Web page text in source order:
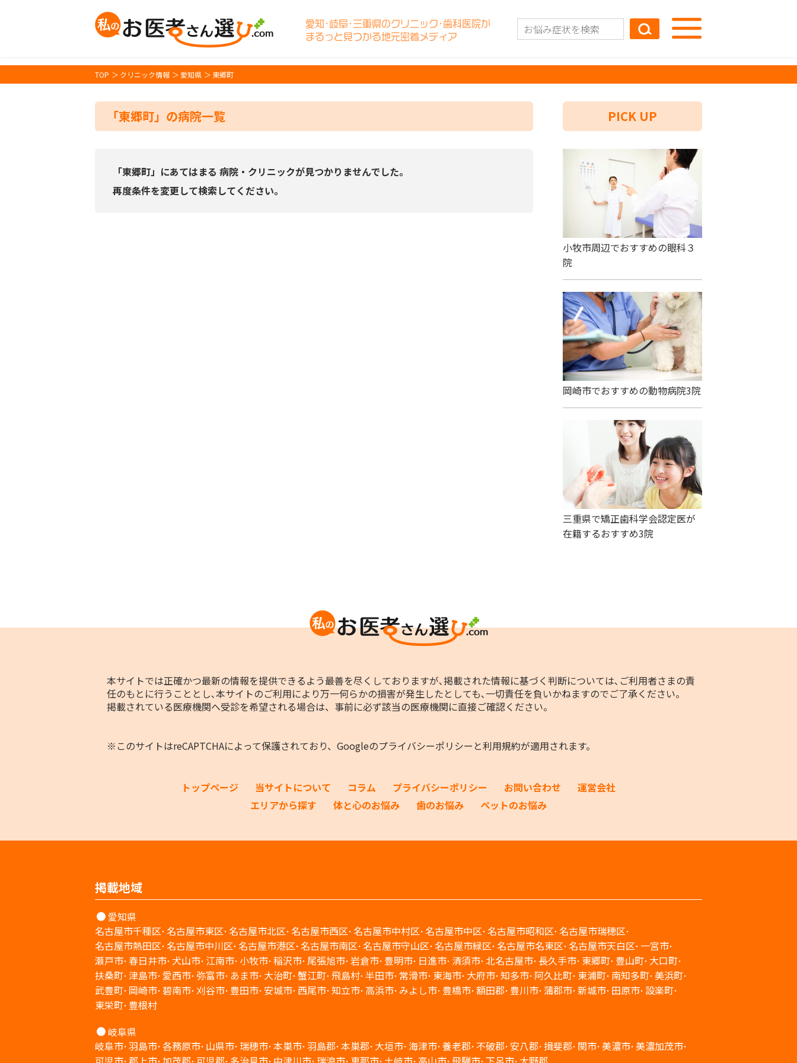
愛知･岐阜･三重県のクリニック･歯科医院が
まるっと見つかる地元密着メディア
TOP クリニック情報 愛知県 東郷町
「東郷町」の病院一覧
「東郷町」にあてはまる 病院・クリニックが見つかりませんでした。
再度条件を変更して検索してください。
PICK UP
小牧市周辺でおすすめの眼科３
院
岡崎市でおすすめの動物病院3院
三重県で矯正歯科学会認定医が
在籍するおすすめ3院
本サイトでは正確かつ最新の情報を提供できるよう最善を尽くしておりますが､掲載された情報に基づく判断については､ご利用者さまの責
任のもとに行うこととし､本サイトのご利用により万一何らかの損害が発生したとしても､一切責任を負いかねますのでご了承ください。
掲載されている医療機関へ受診を希望される場合は、事前に必ず該当の医療機関に直接ご確認ください。
※このサイトはreCAPTCHAによって保護されており、Googleのプライバシーポリシー と利用規約が適用されます。
トップページ 当サイトについて コラム プライバシーポリシー お問い合わせ
運営会社
エリアから探す
体と心のお悩み 歯のお悩み ペットのお悩み
掲載地域
愛知県
名古屋市千種区 名古屋市東区 名古屋市北区 名古屋市西区 名古屋市中村区 名古屋市中区 名古屋市昭和区 名古屋市瑞穂区
名古屋市熱田区 名古屋市中川区 名古屋市港区 名古屋市南区 名古屋市守山区 名古屋市緑区 名古屋市名東区 名古屋市天白区 一宮市
瀬戸市 春日井市 犬山市 江南市 小牧市 稲沢市 尾張旭市 岩倉市 豊明市 日進市 清須市 北名古屋市 長久手市 東郷町 豊山町 大口町
扶桑町 津島市 愛西市 弥富市 あま市 大治町 蟹江町 飛島村 半田市 常滑市 東海市 大府市 知多市 阿久比町 東浦町 南知多町 美浜町
武豊町 岡崎市 碧南市 刈谷市 豊田市 安城市 西尾市 知立市 高浜市 みよし市 豊橋市 額田郡 豊川市 蒲郡市 新城市 田原市 設楽町
東栄町 豊根村
岐阜県
岐阜市 羽島市 各務原市 山県市 瑞穂市 本巣市 羽島郡 本巣郡 大垣市 海津市 養老郡 不破郡 安八郡 揖斐郡 関市 美濃市 美濃加茂市